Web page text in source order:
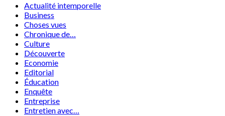
Actualité intemporelle
Business
Choses vues
Chronique de…
Culture
Découverte
Economie
Editorial
Éducation
Enquête
Entreprise
Entretien avec…